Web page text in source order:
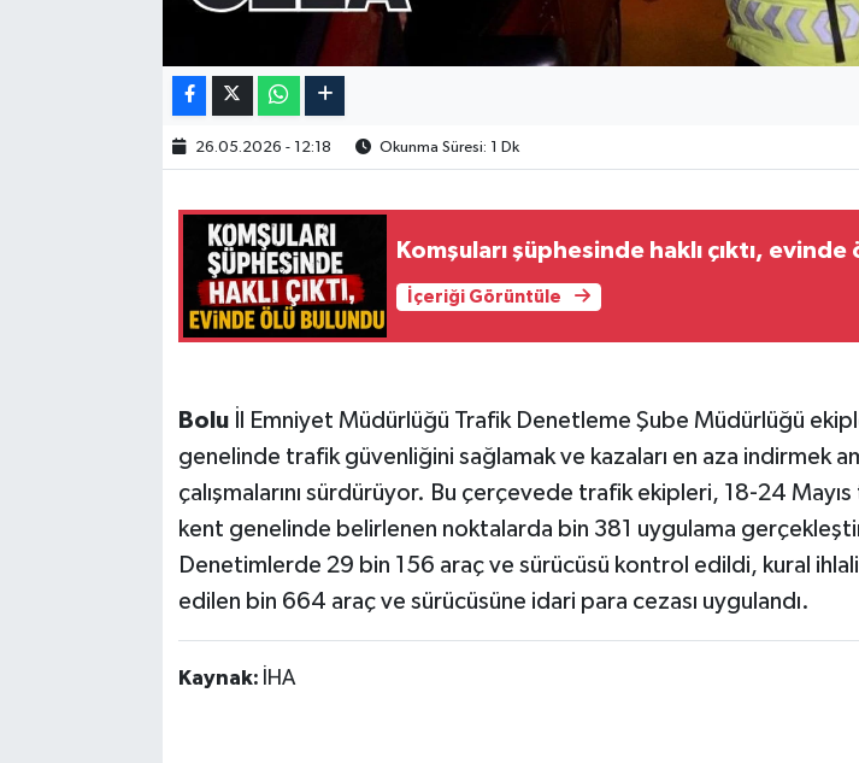
26.05.2026 - 12:18 Okunma Süresi: 1 Dk
Komşuları şüphesinde haklı çıktı,
İçeriği Görüntüle
Boluİl Emniyet Müdürlüğü Trafik Denetleme Şube Müdürlüğü
genelinde trafik güvenliğini sağlamak ve kazaları en aza indirmek
çalışmalarını sürdürüyor. Bu çerçevede trafik ekipleri, 18-24
kent genelinde belirlenen noktalarda bin 381 uygulama
Denetimlerde 29 bin 156 araç ve sürücüsü kontrol edildi, kural
edilen bin 664 araç ve sürücüsüne idari para cezası uygulandı.
Kaynak: İHA